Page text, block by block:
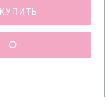
КУПИТЬ